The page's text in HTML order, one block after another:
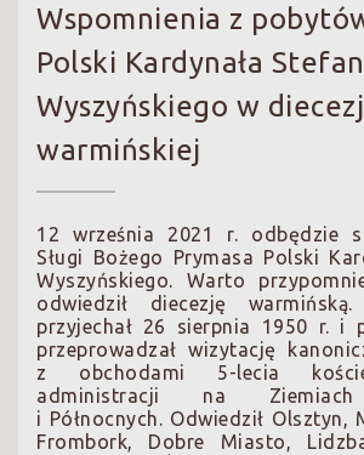
Wspomnienia z
Polski Kardynała
Wyszyńskiego w
warmińskiej
12 września 2021 r. odbędzie
Sługi Bożego Prymasa Polski
Wyszyńskiego. Warto
odwiedził diecezję
przyjechał 26 sierpnia 1950 r. i
przeprowadzał wizytację
z obchodami 5-lecia
administracji na Ziemiach
i Północnych. Odwiedził Olsztyn,
Frombork, Dobre Miasto,